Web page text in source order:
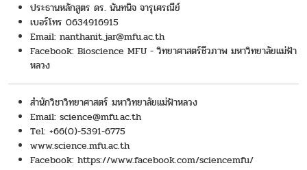
ประธานหลักสูตร ดร. นันทนิจ จารุเศรณีย์
เบอร์โทร 0634916915
Email: nanthanit.jar@mfu.ac.th
Facebook: Bioscience MFU - วิทยาศาสตร์ชีวภาพ มหาวิทยาลัยแม่ฟ้า
หลวง
สำนักวิชาวิทยาศาสตร์ มหาวิทยาลัยแม่ฟ้าหลวง
Email: science@mfu.ac.th
Tel: +66(0)-5391-6775
www.science.mfu.ac.th
Facebook: https://www.facebook.com/sciencemfu/